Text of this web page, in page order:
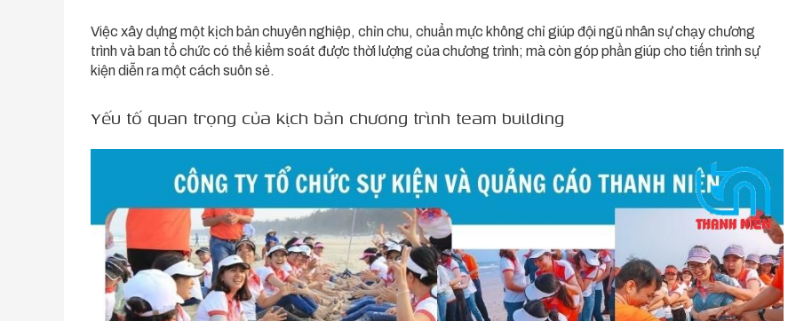
Việc xây dựng một kịch bản chuyên nghiệp, chỉn chu, chuẩn mực không chỉ giúp đội ngũ nhân sự chạy chương
trình và ban tổ chức có thể kiểm soát được thời lượng của chương trình; mà còn góp phần giúp cho tiến trình sự
kiện diễn ra một cách suôn sẻ.
Yếu tố quan trọng của kịch bản chương trình team building